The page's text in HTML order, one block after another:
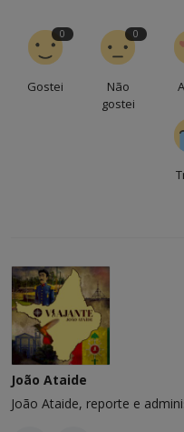
0
Gostei
0
Não
gostei
João Ataide
João Ataide, reporte e